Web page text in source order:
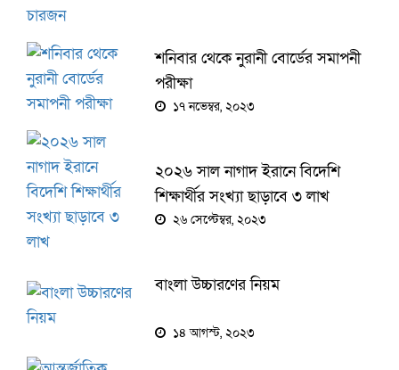
শনিবার থেকে নুরানী বোর্ডের সমাপনী
পরীক্ষা
১৭ নভেম্বর, ২০২৩
২০২৬ সাল নাগাদ ইরানে বিদেশি
শিক্ষার্থীর সংখ্যা ছাড়াবে ৩ লাখ
২৬ সেপ্টেম্বর, ২০২৩
বাংলা উচ্চারণের নিয়ম
১৪ আগস্ট, ২০২৩